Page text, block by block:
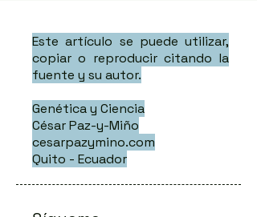
Este artículo se puede utilizar,
copiar o reproducir citando la
fuente y su autor.
Genética y Ciencia
César Paz-y-Miño
cesarpazymino.com
Quito - Ecuador